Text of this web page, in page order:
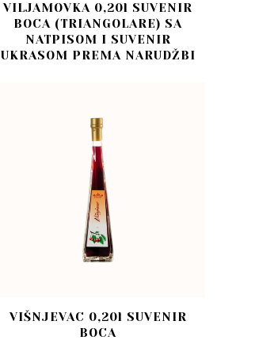
VILJAMOVKA 0,20l SUVENIR
BOCA (TRIANGOLARE) SA
NATPISOM I SUVENIR
UKRASOM PREMA NARUDŽBI
VIŠNJEVAC 0,20l SUVENIR
BOCA